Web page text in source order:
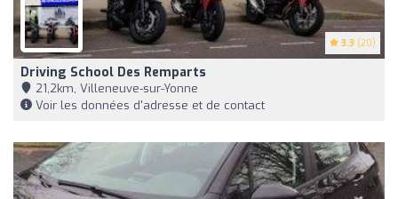
3.3 (20)
Driving School Des Remparts
21,2km, Villeneuve-sur-Yonne
Voir les données d'adresse et de contact